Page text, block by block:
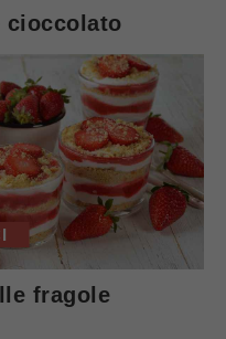
cioccolato
fragole